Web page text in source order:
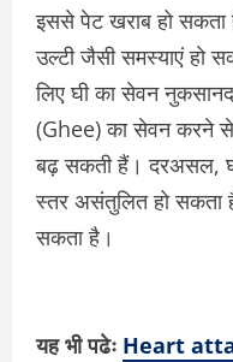
इससे पेट खराब हो
उल्टी जैसी समस्याएं हो
लिए घी का सेवन
(Ghee) का सेवन करने से
बढ़ सकती हैं। दरअसल,
स्तर असंतुलित हो सकता
सकता है।
यह भी पढेः Heart